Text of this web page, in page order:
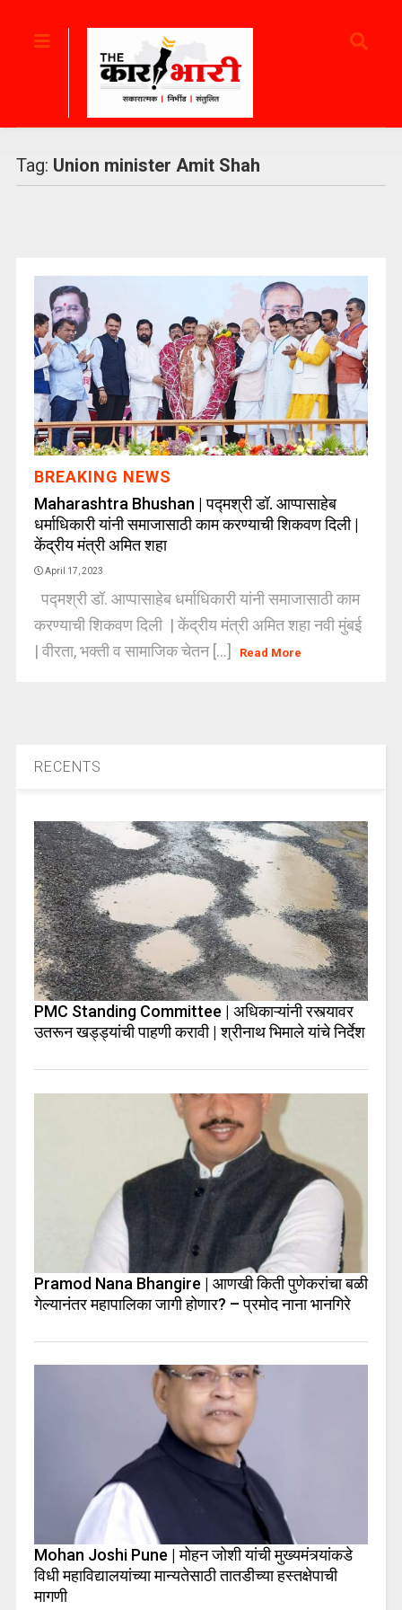
Tag: Union minister Amit Shah
BREAKING NEWS
Maharashtra Bhushan | पद्मश्री डॉ. आप्पासाहेब
धर्माधिकारी यांनी समाजासाठी काम करण्याची शिकवण दिली |
केंद्रीय मंत्री अमित शहा
April 17, 2023
पद्मश्री डॉ. आप्पासाहेब धर्माधिकारी यांनी समाजासाठी काम
करण्याची शिकवण दिली | केंद्रीय मंत्री अमित शहा नवी मुंबई
| वीरता, भक्ती व सामाजिक चेतन [...]
Read More
RECENTS
PMC Standing Committee | अधिकाऱ्यांनी रस्त्यावर
उतरून खड्ड्यांची पाहणी करावी | श्रीनाथ भिमाले यांचे निर्देश
Pramod Nana Bhangire | आणखी किती पुणेकरांचा बळी
गेल्यानंतर महापालिका जागी होणार? – प्रमोद नाना भानगिरे
Mohan Joshi Pune | मोहन जोशी यांची मुख्यमंत्र्यांकडे
विधी महाविद्यालयांच्या मान्यतेसाठी तातडीच्या हस्तक्षेपाची
मागणी